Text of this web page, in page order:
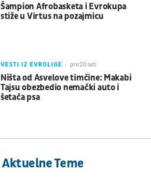
Šampion Afrobasketa i Evrokupa
stiže u Virtus na pozajmicu
VESTI IZ EVROLIGE pre 20 sati
Ništa od Asvelove timčine: Makabi
Tajsu obezbedio nemački auto i
šetača psa
Aktuelne Teme